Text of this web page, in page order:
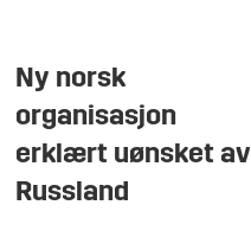
Ny norsk
organisasjon
erklært uønsket av
Russland